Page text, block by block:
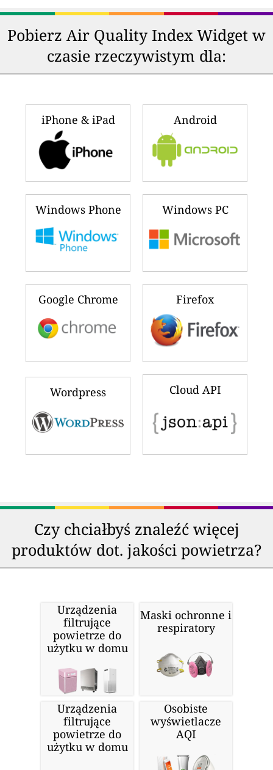
Pobierz Air Quality Index Widget w
czasie rzeczywistym dla:
iPhone & iPad Android
Windows Phone Windows PC
Google Chrome Firefox
Wordpress Cloud API
Czy chciałbyś znaleźć więcej
produktów dot. jakości powietrza?
Urządzenia
filtrujące
powietrze do
użytku w domu
Maski ochronne i
respiratory
Urządzenia
filtrujące
powietrze do
użytku w domu
Osobiste
wyświetlacze
AQI